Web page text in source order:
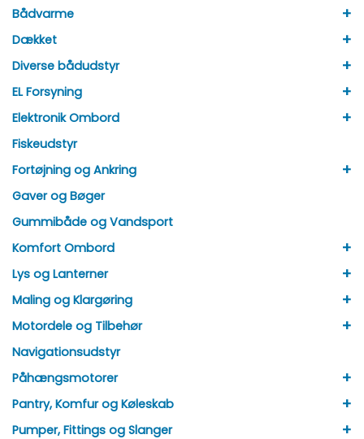
Bådvarme +
Dækket +
Diverse bådudstyr +
EL Forsyning +
Elektronik Ombord +
Fiskeudstyr
Fortøjning og Ankring
+
Gaver og Bøger
Gummibåde og Vandsport
Komfort Ombord
+
Lys og Lanterner +
Maling og Klargøring +
Motordele og Tilbehør +
Navigationsudstyr
Påhængsmotorer
+
Pantry, Komfur og Køleskab +
Pumper, Fittings og Slanger +